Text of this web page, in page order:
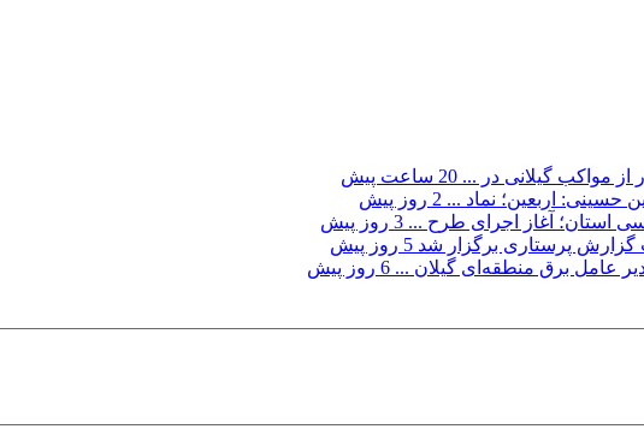
از مواکب گیلانی در ... 20 ساعت پیش
حسینی: اربعین؛ نماد ... 2 روز پیش
استان؛ آغاز اجرای طرح ... 3 روز پیش
پرستاری برگزار شد 5 روز پیش
عامل برق منطقه‌ای گیلان ... 6 روز پیش